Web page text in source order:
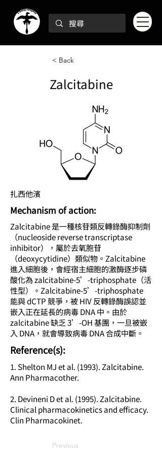
< Back
Zalcitabine
扎西他濱
Mechanism of action:
Zalcitabine 是一種核苷類反轉錄酶抑制劑
（nucleoside reverse transcriptase
inhibitor），屬於去氧胞苷
（deoxycytidine）類似物。Zalcitabine
進入細胞後，會經宿主細胞的激酶逐步磷
酸化為 zalcitabine-5’-triphosphate（活
性型）。Zalcitabine-5’-triphosphate
能與 dCTP 競爭，被 HIV 反轉錄酶誤認並
嵌入正在延長的病毒 DNA 中。由於
zalcitabine 缺乏 3’-OH 基團，一旦被嵌
入 DNA，就會導致病毒 DNA 合成中斷。
​Reference(s):
1. Shelton MJ et al. (1993). Zalcitabine.
Ann Pharmacother.
2. Devineni D et al. (1995). Zalcitabine.
Clinical pharmacokinetics and efficacy.
Clin Pharmacokinet.
Previous